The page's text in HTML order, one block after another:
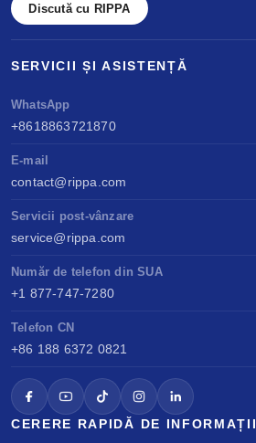
Discută cu RIPPA
SERVICII ȘI ASISTENȚĂ
WhatsApp
+8618863721870
E-mail
contact@rippa.com
Servicii post-vânzare
service@rippa.com
Număr de telefon din SUA
+1 877-747-7280
Telefon CN
+86 188 6372 0821
CERERE RAPIDĂ DE INFORMAȚII